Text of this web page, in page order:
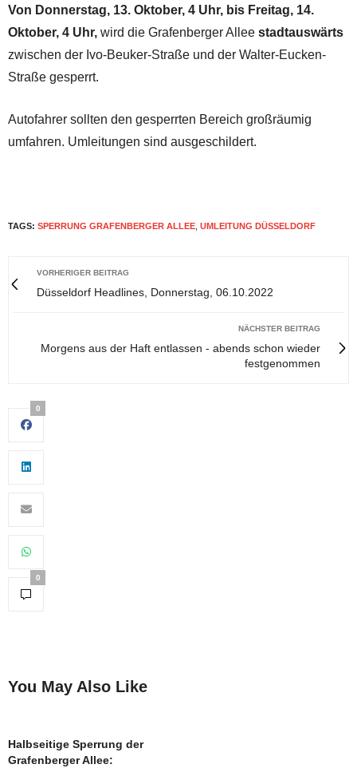
Von Donnerstag, 13. Oktober, 4 Uhr, bis Freitag, 14.
Oktober, 4 Uhr, wird die Grafenberger Allee stadtauswärts
zwischen der Ivo-Beuker-Straße und der Walter-Eucken-
Straße gesperrt.
Autofahrer sollten den gesperrten Bereich großräumig
umfahren. Umleitungen sind ausgeschildert.
TAGS: SPERRUNG GRAFENBERGER ALLEE UMLEITUNG DÜSSELDORF
VORHERIGER BEITRAG
Düsseldorf Headlines, Donnerstag, 06.10.2022
NÄCHSTER BEITRAG
Morgens aus der Haft entlassen - abends schon wieder
festgenommen
0
0
You May Also Like
Halbseitige Sperrung der
Grafenberger Allee: